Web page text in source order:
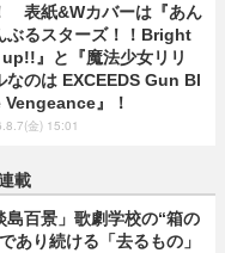
表紙&Wカバーは『あん
ぶるスターズ！！Bright
』と『魔法少女リリ
なのは EXCEEDS Gun Bl
Vengeance』！
金) 15:01
載
島百景」歌劇学校の“箱の
あり続ける「去るもの」